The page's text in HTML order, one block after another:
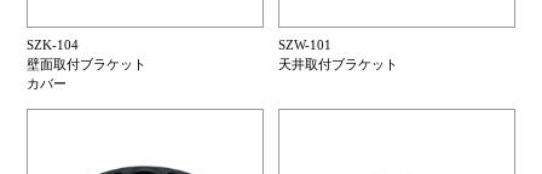
SZK-104
壁面取付ブラケット
カバー
SZW-101
天井取付ブラケット